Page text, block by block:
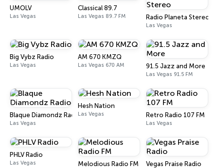
UMOLV
Las Vegas
Classical 89.7
Las Vegas 89.7 FM Radio Planeta Stereo
Las Vegas
Big Vybz Radio
Las Vegas
AM 670 KMZQ
Las Vegas 670 AM 91.5 Jazz and More
Las Vegas 91.5 FM
Blaque Diamondz Radio
Las Vegas
Hesh Nation
Las Vegas Retro Radio 107 FM
Las Vegas
PHLV Radio
Las Vegas Melodious Radio FM Vegas Praise Radio